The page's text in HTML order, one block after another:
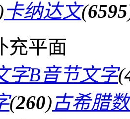
)卡纳达文(6595
充平面
字B音节文字(
(260)古希腊